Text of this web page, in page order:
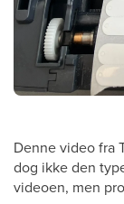
Denne video fra
dog ikke den
videoen, men